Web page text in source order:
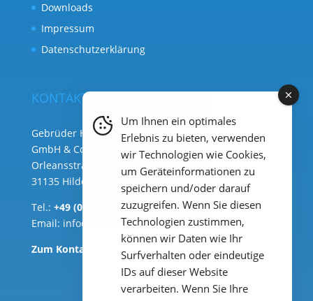
Downloads
Impressum
Datenschutzerklärung
KONTAKT
Gebrüder Heyl Analysentechnik
GmbH & Co. KG ( Hauptsitz )
Orleansstraße 75b
31135 Hildesheim
Tel.: +49 (0) 51 21 289 33 – 0
Email: info@heylanalysis.de
Zum Kontaktbereich
Um Ihnen ein optimales
Erlebnis zu bieten, verwenden
wir Technologien wie Cookies,
um Geräteinformationen zu
speichern und/oder darauf
zuzugreifen. Wenn Sie diesen
Technologien zustimmen,
können wir Daten wie Ihr
Surfverhalten oder eindeutige
IDs auf dieser Website
verarbeiten. Wenn Sie Ihre